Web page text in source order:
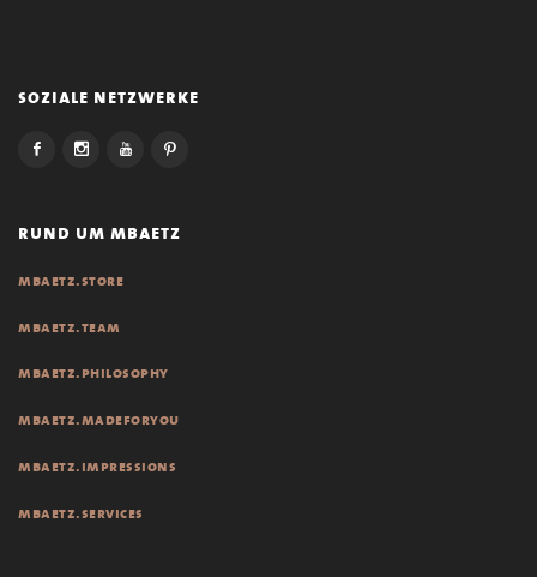
soziale netzwerke
rund um mbaetz
mbaetz.store
mbaetz.team
mbaetz.philosophy
mbaetz.madeforyou
mbaetz.impressions
mbaetz.services